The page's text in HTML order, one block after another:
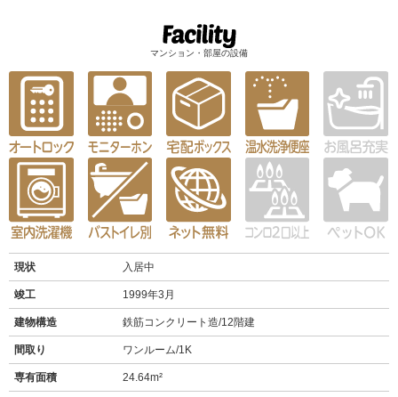
マンション・部屋の設備
現状 入居中
竣工 1999年3月
建物構造 鉄筋コンクリート造/12階建
間取り ワンルーム/1K
専有面積 24.64m²